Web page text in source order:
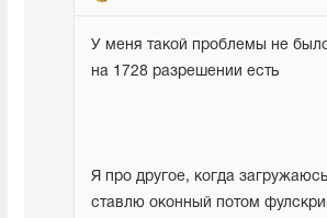
У меня такой проблемы не
на 1728 разрешении есть
Я про другое, когда
ставлю оконный потом